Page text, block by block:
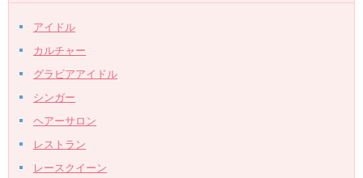
アイドル
カルチャー
グラビアアイドル
シンガー
ヘアーサロン
レストラン
レースクイーン